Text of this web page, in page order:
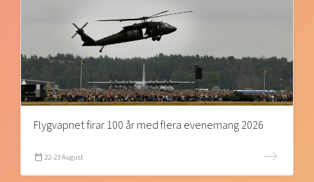
Flygvapnet firar 100 år med flera evenemang 2026
22-23 August